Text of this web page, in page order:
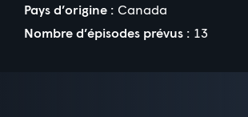
Pays d’origine : Canada
Nombre d’épisodes prévus : 13